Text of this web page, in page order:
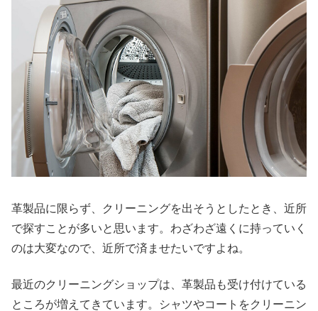
革製品に限らず、クリーニングを出そうとしたとき、近所
で探すことが多いと思います。わざわざ遠くに持っていく
のは大変なので、近所で済ませたいですよね。
最近のクリーニングショップは、革製品も受け付けている
ところが増えてきています。シャツやコートをクリーニン